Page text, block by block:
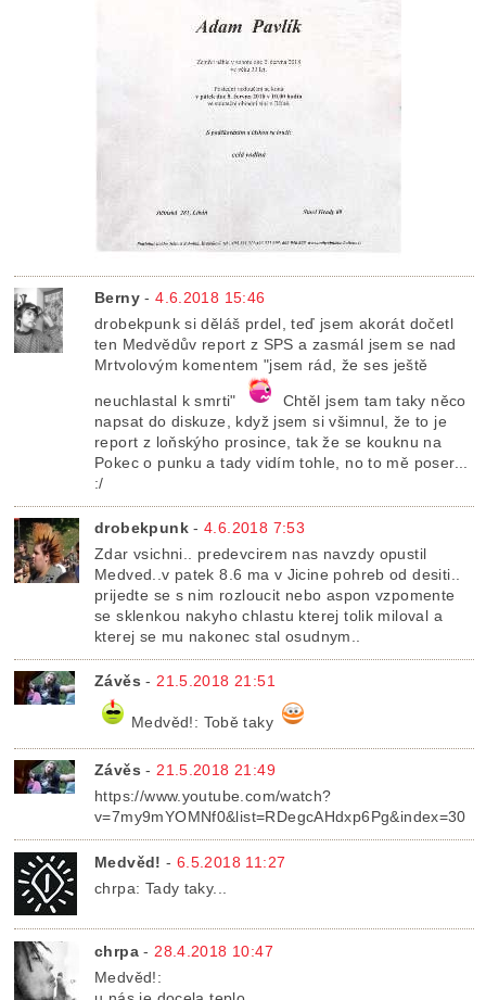
Berny -4.6.2018 15:46
drobekpunk si děláš prdel, teď jsem akorát dočetl
ten Medvědův report z SPS a zasmál jsem se nad
Mrtvolovým komentem "jsem rád, že ses ještě
neuchlastal k smrti"
Chtěl jsem tam taky něco
napsat do diskuze, když jsem si všimnul, že to je
report z loňskýho prosince, tak že se kouknu na
Pokec o punku a tady vidím tohle, no to mě poser...
:/
drobekpunk-4.6.2018 7:53
Zdar vsichni.. predevcirem nas navzdy opustil
Medved..v patek 8.6 ma v Jicine pohreb od desiti..
prijedte se s nim rozloucit nebo aspon vzpomente
se sklenkou nakyho chlastu kterej tolik miloval a
kterej se mu nakonec stal osudnym..
Závěs -21.5.2018 21:51
Medvěd!: Tobě taky
Závěs -21.5.2018 21:49
https://www.youtube.com/watch?
v=7my9mYOMNf0&list=RDegcAHdxp6Pg&index=30
Medvěd! - 6.5.2018 11:27
chrpa: Tady taky...
chrpa - 28.4.2018 10:47
Medvěd!: